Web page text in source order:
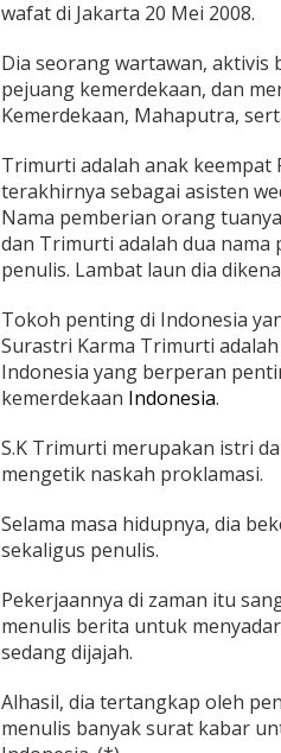
u
:
W
a
a
w
a
t
,
u
r
u
,
d
n
P
n
u
l
s
wafat di Jakarta 20 Mei 2008.
Dia seorang wartawan,
pejuang kemerdekaan, dan
Kemerdekaan, Mahaputra,
Trimurti adalah anak keempat
terakhirnya sebagai asisten
Nama pemberian orang
dan Trimurti adalah dua nama
penulis. Lambat laun dia
Tokoh penting di Indonesia
Surastri Karma Trimurti
Indonesia yang berperan
kemerdekaan Indonesia.
S.K Trimurti merupakan istri
mengetik naskah proklamasi.
Selama masa hidupnya, dia
sekaligus penulis.
Pekerjaannya di zaman itu
menulis berita untuk
sedang dijajah.
Alhasil, dia tertangkap oleh
menulis banyak surat kabar